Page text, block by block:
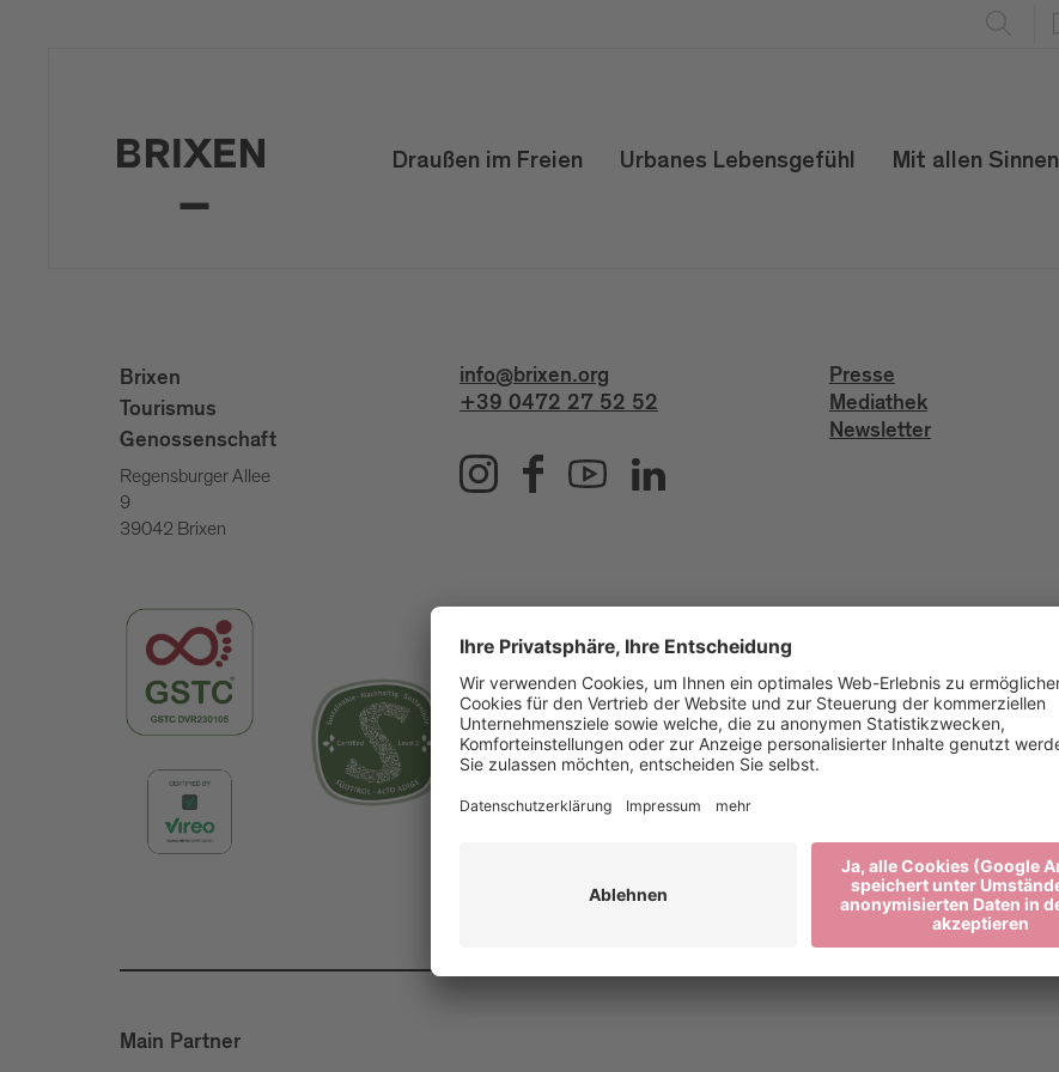
Draußen im Freien Urbanes Lebensgefühl Mit allen Sinnen
Brixen
Tourismus
Genossenschaft
Regensburger Allee
9
39042 Brixen
info@brixen.org
+39 0472 27 52 52
Presse
Mediathek
Newsletter
Main Partner